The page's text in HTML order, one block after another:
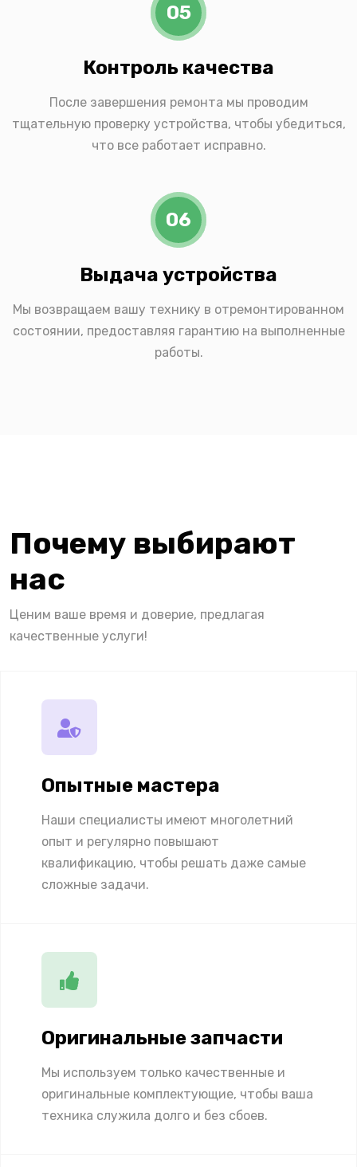
05
Контроль качества
После завершения ремонта мы проводим
тщательную проверку устройства, чтобы убедиться,
что все работает исправно.
06
Выдача устройства
Мы возвращаем вашу технику в отремонтированном
состоянии, предоставляя гарантию на выполненные
работы.
Почему выбирают
нас
Ценим ваше время и доверие, предлагая
качественные услуги!
Опытные мастера
Наши специалисты имеют многолетний
опыт и регулярно повышают
квалификацию, чтобы решать даже самые
сложные задачи.
Оригинальные запчасти
Мы используем только качественные и
оригинальные комплектующие, чтобы ваша
техника служила долго и без сбоев.